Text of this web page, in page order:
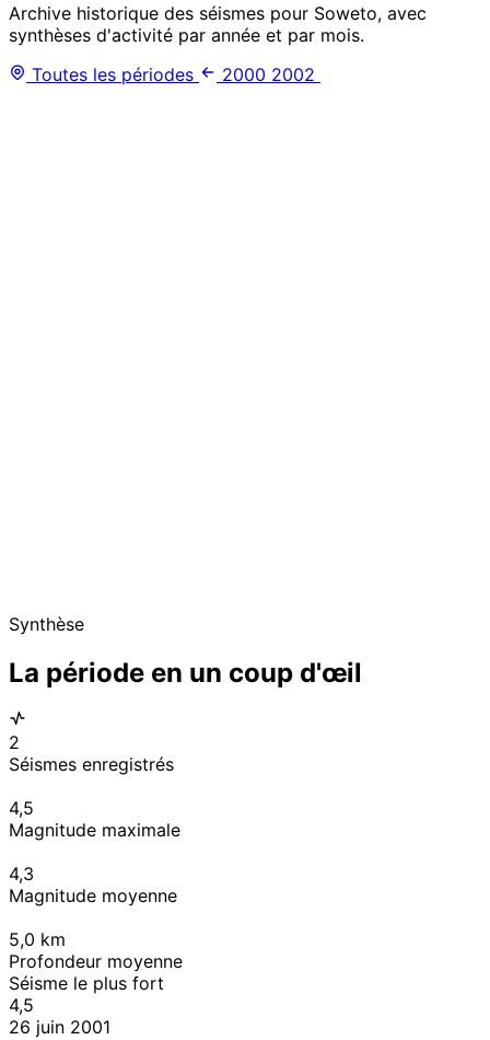
Archive historique des séismes pour Soweto, avec
synthèses d'activité par année et par mois.
Toutes les périodes
2000 2002
Synthèse
La période en un coup d'œil
2
Séismes enregistrés
4,5
Magnitude maximale
4,3
Magnitude moyenne
5,0 km
Profondeur moyenne
Séisme le plus fort
4,5
26 juin 2001